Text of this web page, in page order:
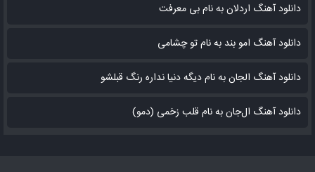
دانلود آهنگ اردلان به نام بی معرفت
دانلود آهنگ امو بند به نام تو چشامی
دانلود آهنگ الجان به نام دیگه دنیا نداره رنگ قبلشو
دانلود آهنگ ال‌جان به نام قلب زخمی (دمو)